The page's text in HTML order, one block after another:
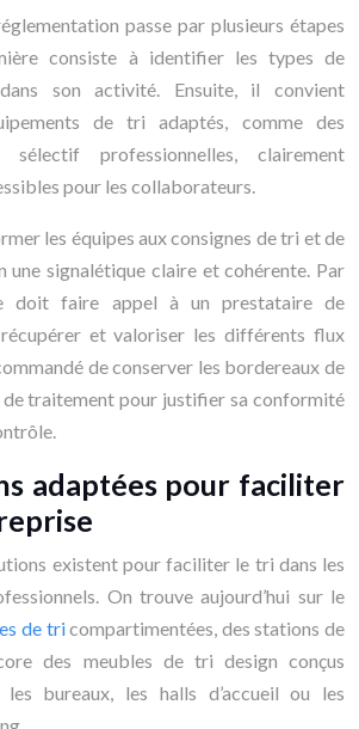
passe par plusieurs étapes
consiste à identifier les types de
son activité. Ensuite, il convient
de tri adaptés, comme des
professionnelles, clairement
pour les collaborateurs.
les équipes aux consignes de tri et de
signalétique claire et cohérente. Par
doit faire appel à un prestataire de
et valoriser les différents flux
de conserver les bordereaux de
traitement pour justifier sa conformité
adaptées pour faciliter
existent pour faciliter le tri dans les
On trouve aujourd’hui sur le
de tricompartimentées, des stations de
des meubles de tri design conçus
les bureaux, les halls d’accueil ou les